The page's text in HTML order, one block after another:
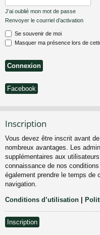
J’ai oublié mon mot de passe
Renvoyer le courriel d’activation
Se souvenir de moi
Masquer ma présence lors de
Facebook
Inscription
Vous devez être inscrit avant
nombreux avantages. Les
supplémentaires aux
connaissance de nos
également prendre le temps de
navigation.
Conditions d’utilisation |
Inscription